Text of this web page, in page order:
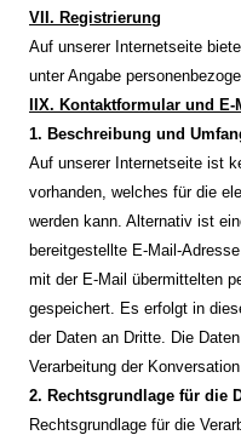
VII. Registrierung
Auf unserer Internetseite
unter Angabe
IIX. Kontaktformular und
1. Beschreibung und
Auf unserer Internetseite ist
vorhanden, welches für die
werden kann. Alternativ ist
bereitgestellte E-Mail-
mit der E-Mail übermittelten
gespeichert. Es erfolgt in
der Daten an Dritte. Die
Verarbeitung der
2. Rechtsgrundlage für die
Rechtsgrundlage für die